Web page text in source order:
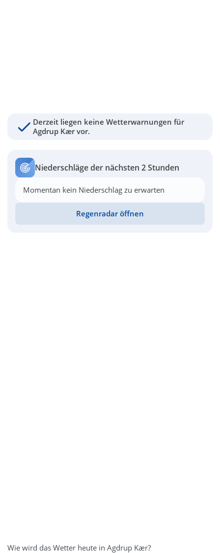
Derzeit liegen keine Wetterwarnungen für
Agdrup Kær vor.
Niederschläge der nächsten 2 Stunden
Momentan kein Niederschlag zu erwarten
Regenradar öffnen
Wie wird das Wetter heute in Agdrup Kær?